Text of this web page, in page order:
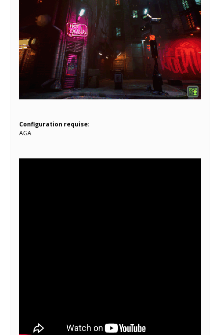
Configuration requise:
AGA